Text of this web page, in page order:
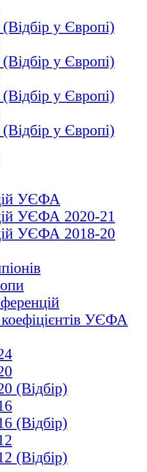
у Європі)
у Європі)
у Європі)
у Європі)
УЄФА
УЄФА 2020-21
УЄФА 2018-20
УЄФА
(Відбір)
(Відбір)
(Відбір)